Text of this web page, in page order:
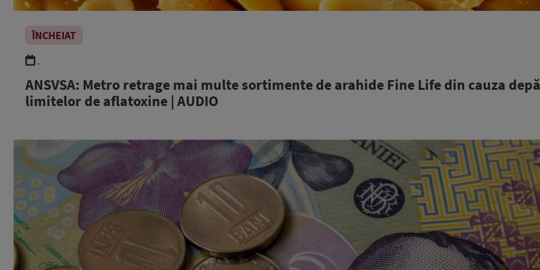
ÎNCHEIAT
.
ANSVSA: Metro retrage mai multe sortimente de arahide Fine Life din cauza
limitelor de aflatoxine | AUDIO